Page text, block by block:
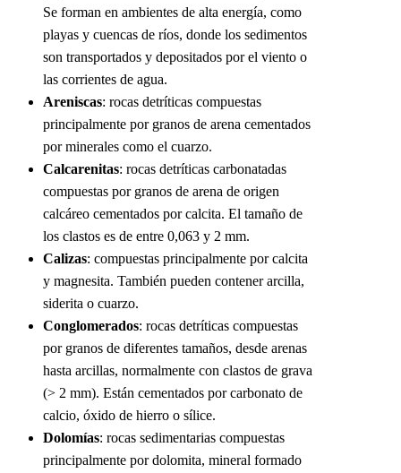
Se forman en ambientes de alta energía, como
playas y cuencas de ríos, donde los sedimentos
son transportados y depositados por el viento o
las corrientes de agua.
Areniscas: rocas detríticas compuestas
principalmente por granos de arena cementados
por minerales como el cuarzo.
Calcarenitas: rocas detríticas carbonatadas
compuestas por granos de arena de origen
calcáreo cementados por calcita. El tamaño de
los clastos es de entre 0,063 y 2 mm.
Calizas: compuestas principalmente por calcita
y magnesita. También pueden contener arcilla,
siderita o cuarzo.
Conglomerados: rocas detríticas compuestas
por granos de diferentes tamaños, desde arenas
hasta arcillas, normalmente con clastos de grava
(> 2 mm). Están cementados por carbonato de
calcio, óxido de hierro o sílice.
Dolomías: rocas sedimentarias compuestas
principalmente por dolomita, mineral formado